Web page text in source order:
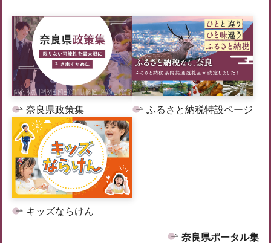
奈良県政策集 ふるさと納税特設ページ
キッズならけん
奈良県ポータル集